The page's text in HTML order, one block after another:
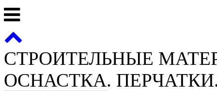
СТРОИТЕЛЬНЫЕ
ОСНАСТКА.